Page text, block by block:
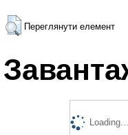
Переглянути елемент
Loading...